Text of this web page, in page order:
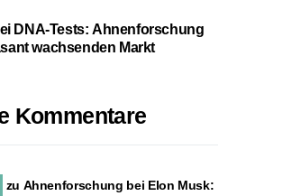
DNA-Tests: Ahnenforschung
wachsenden Markt
Kommentare
zu Ahnenforschung bei Elon Musk: